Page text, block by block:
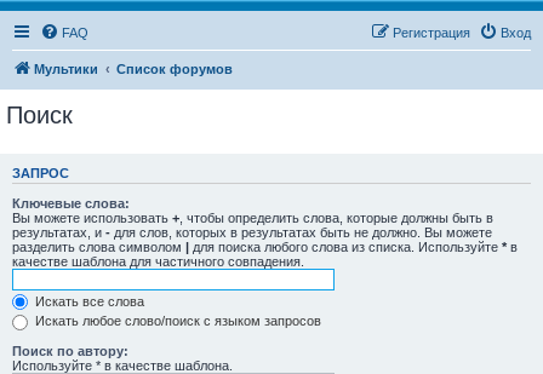
FAQ Вход
Регистрация
Мультики Список форумов
Поиск
ЗАПРОС
Ключевые слова:
Вы можете использовать + , чтобы определить слова, которые должны быть в
результатах, и - для слов, которых в результатах быть не должно. Вы можете
разделить слова символом | для поиска любого слова из списка. Используйте * в
качестве шаблона для частичного совпадения.
Искать все слова
Искать любое слово/поиск с языком запросов
Поиск по автору:
Используйте * в качестве шаблона.